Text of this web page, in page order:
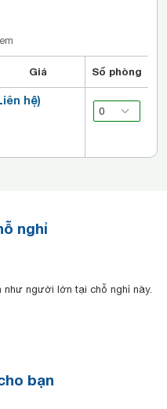
Giá Số phòng
hệ)
nghỉ
người lớn tại chỗ nghỉ này.
bạn